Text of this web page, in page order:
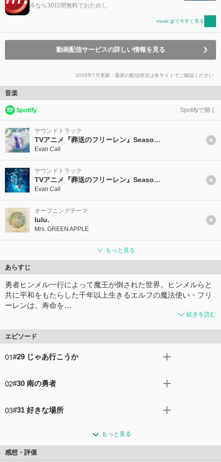
今なら30日間無料でおためし
music.jpで今すぐ見る
動画配信サービスの詳しい情報を見る
2026年7月更新：最新の配信状況は各サイトでご確認ください
音楽
Spotifyで開く
サウンドトラック
TVアニメ『葬送のフリーレン』Season2 Original Soundtrack
Evan Call
サウンドトラック
TVアニメ『葬送のフリーレン』Season2 Original Soundtrack 〜Selected Version〜
Evan Call
オープニングテーマ
lulu.
Mrs. GREEN APPLE
もっと見る
あらすじ
勇者ヒンメル一行によって魔王が倒された世界。ヒンメルらと
共に平和をもたらした千年以上生きるエルフの魔法使い・フリ
ーレンは、寿命を…
続きを読む
エピソード
01#29 じゃあ行こうか
ーレン、フェルン、シュタルク。その道中、緩んだ地盤か
った鉱石“封魔鉱”が一面に広がっていた。フリーレンとフ
が、そこに魔物が現れて…。
02#30 南の勇者
ち。その像はヒンメルのものではなく、かつて人類最強と
出会った時を思い出す…。その後訪れたダッハ伯爵領の城
下町で、フリーレンたちは領主から「魔族から宝剣を取り
戻してほしい」と頼まれて…。
03#31 好きな場所
るが、山村はすでに廃れていた。山奥に「エトヴァス山の
秘湯」があるという話を聞いた3人はそこに向かうこと
もっと見る
感想・評価